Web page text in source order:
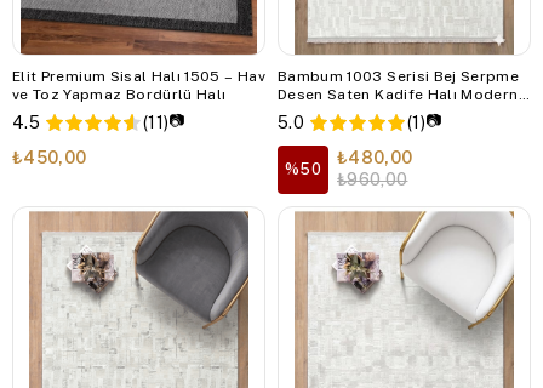
Elit Premium Sisal Halı 1505 – Hav
ve Toz Yapmaz Bordürlü Halı
4.5 (11)📷
₺450,00
Bambum 1003 Serisi Bej Serpme
Desen Saten Kadife Halı Modern
Kaymaz Tabanlı Salon ve Koridor
Halısı
5.0 (1)📷
%50
₺480,00
₺960,00